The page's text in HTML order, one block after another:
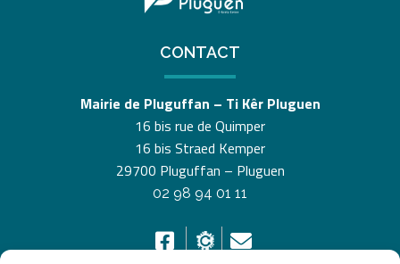
CONTACT
Mairie de Pluguffan – Ti Kêr Pluguen
16 bis rue de Quimper
16 bis Straed Kemper
29700 Pluguffan – Pluguen
02 98 94 01 11